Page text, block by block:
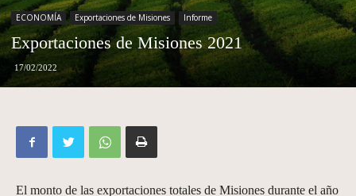
ECONOMÍA Exportaciones de Misiones Informe
Exportaciones de Misiones 2021
17/02/2022
El monto de las exportaciones totales de Misiones durante el año